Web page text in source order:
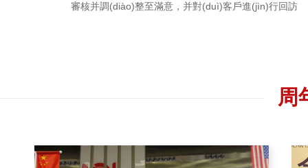
審核并調(diào)整至滿意，并對(duì)客戶進(jìn)行回訪
周
舉辦時(shí)間：2013年9月27日